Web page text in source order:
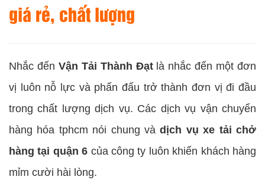
giá rẻ, chất lượng
Nhắc đến Vận Tải Thành Đạtlà nhắc đến một đơn
vị luôn nỗ lực và phấn đấu trở thành đơn vị đi đầu
trong chất lượng dịch vụ. Các dịch vụ vận chuyển
hàng hóa tphcm nói chung vàdịch vụ xe tải chở
hàng tại quận 6 của công ty luôn khiến khách hàng
mỉm cười hài lòng.